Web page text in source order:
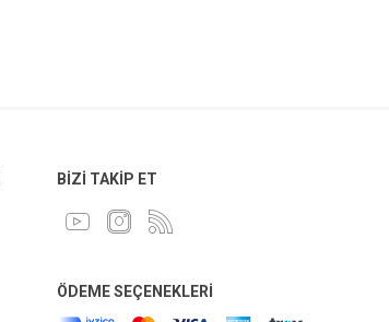
BIZI TAKIP ET
ÖDEME SEÇENEKLERI